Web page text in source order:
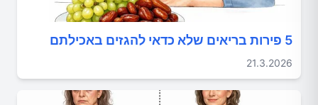
5 פירות בריאים שלא כדאי להגזים באכילתם
21.3.2026